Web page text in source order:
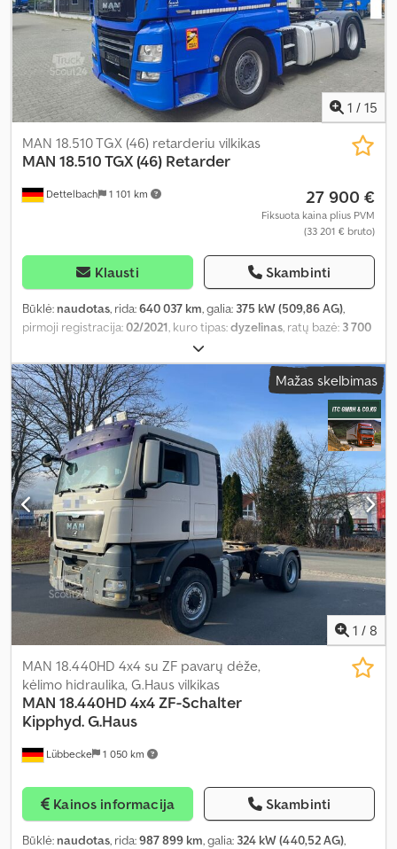
1 / 15
Dettelbach 1 101 km
MAN 18.510 TGX (46) retarderiu vilkikas
MAN 18.510 TGX (46) Retarder
27 900 €
Fiksuota kaina plius PVM
(33 201 € bruto)
Klausti Skambinti
Būklė: naudotas, rida:640 037 km, galia: 375 kW (509,86 AG),
pirmoji registracija:02/2021, kuro tipas:dyzelinas, ratų bazė: 3 700
retarderis
vairuotojo kabina:miegamoji kabina, pavaros tipas:automatinis,
emisijos klasė:Euro 6, Gamybos metai: , Įranga:ABS, borto
kompiuteris, centrinis užraktas, elektrinis langų reguliavimas,
kruizo kontrolė, oro kondicionavimas, retarderis, spoileris,
sėdynės šildytuvas, vairo stiprintuvas, šaldytuvas,
Mažas skelbimas
1 / 8
Lübbecke 1 050 km
MAN 18.440HD 4x4 su ZF pavarų dėže,
kėlimo hidraulika, G.Haus vilkikas
MAN 18.440HD 4x4 ZF-Schalter
Kipphyd. G.Haus
Kainos informacija Skambinti
Būklė: naudotas, rida:987 899 km, galia: 324 kW (440,52 AG),